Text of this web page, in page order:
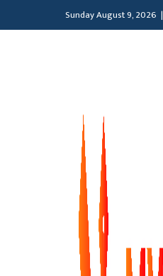
Sunday August 9, 2026 |